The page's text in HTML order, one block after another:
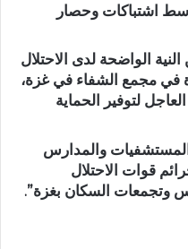
اشتباكات وحصار
الواضحة لدى الاحتلال
في مجمع الشفاء في غزة،
لتوفير الحماية
والمدارس
قوات الاحتلال
وتجمعات السكان بغزة”.